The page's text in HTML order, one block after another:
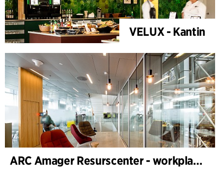
VELUX - Kantin
ARC Amager Resurscenter - workplace design